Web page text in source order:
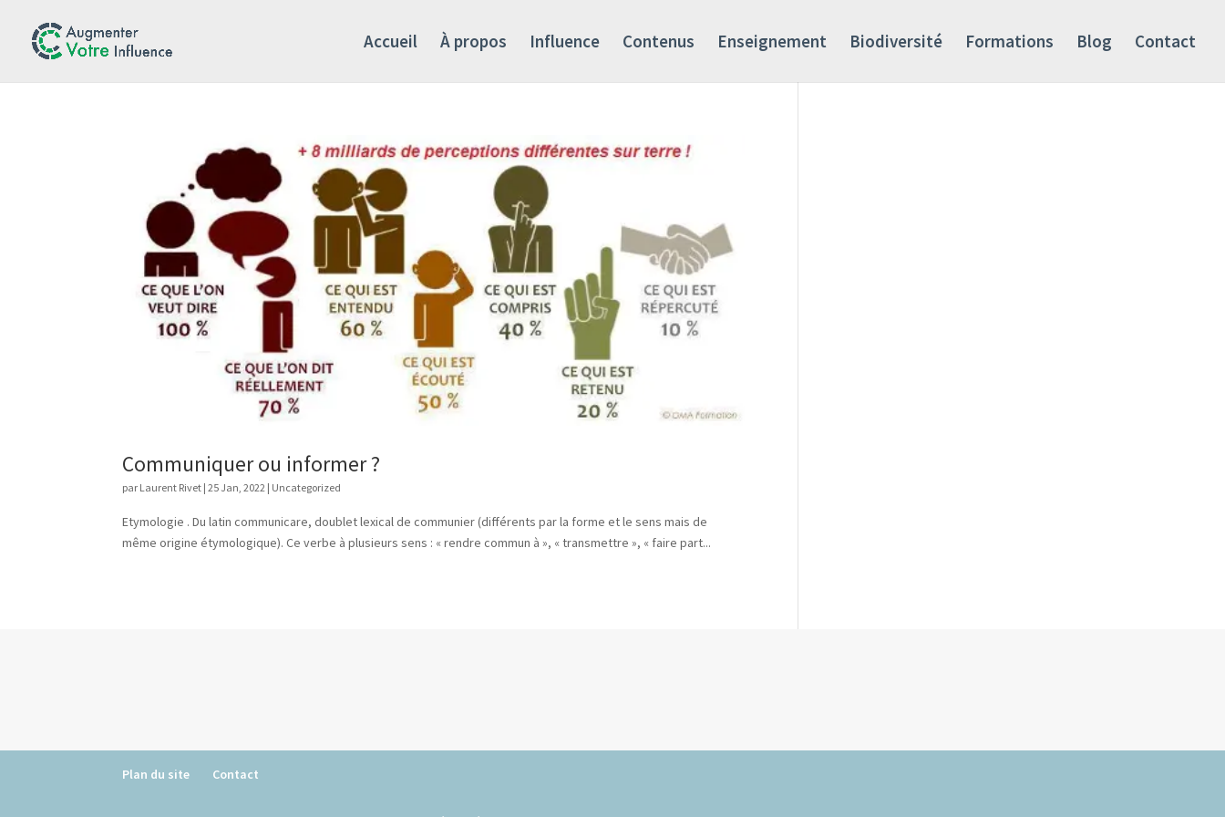
Accueil À propos Influence Contenus Enseignement Biodiversité Formations Blog Contact
Communiquer ou informer ?
par Laurent Rivet |25 Jan, 2022 | Uncategorized
Etymologie . Du latin communicare, doublet lexical de communier (différents par la forme et le sens mais de
même origine étymologique). Ce verbe à plusieurs sens : « rendre commun à », « transmettre », « faire part...
Plan du site Contact